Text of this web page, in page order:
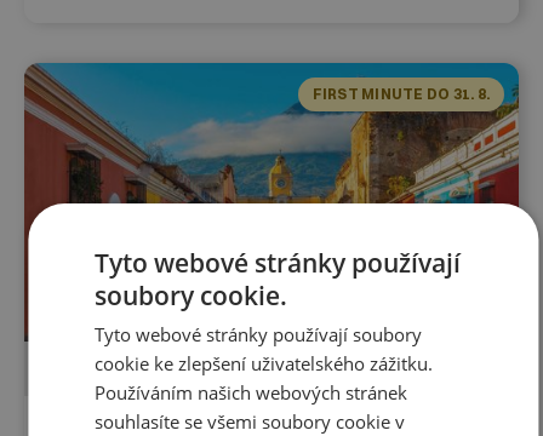
FIRST MINUTE DO 31. 8.
POZNÁVACÍ ZÁJEZD LETECKY
Tyto webové stránky používají
soubory cookie.
Tyto webové stránky používají soubory
cookie ke zlepšení uživatelského zážitku.
Používáním našich webových stránek
souhlasíte se všemi soubory cookie v